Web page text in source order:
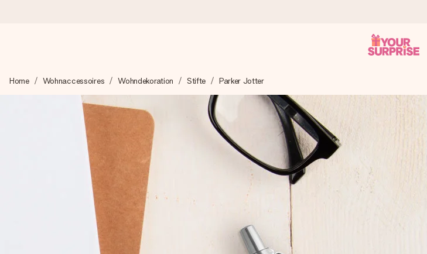
Wir bereiten dein Geschenk sorgfältig vor und schicken es blitzschnell – damit du es genau zum
4,8 (basierend auf +15.000 Bewertungen)
Unsere Geschenke begeistern. Kunden bewerten uns mit 4,8 bei Google Reviews (Gesamtergebnis aller
+49 39292 929695
Montag - Freitag : 8:30 - 17:00 Uhr
Samstag - Sonntag : 8:30 - 13:00 Uhr
Home Wohnaccessoires Wohndekoration Stifte Parker Jotter